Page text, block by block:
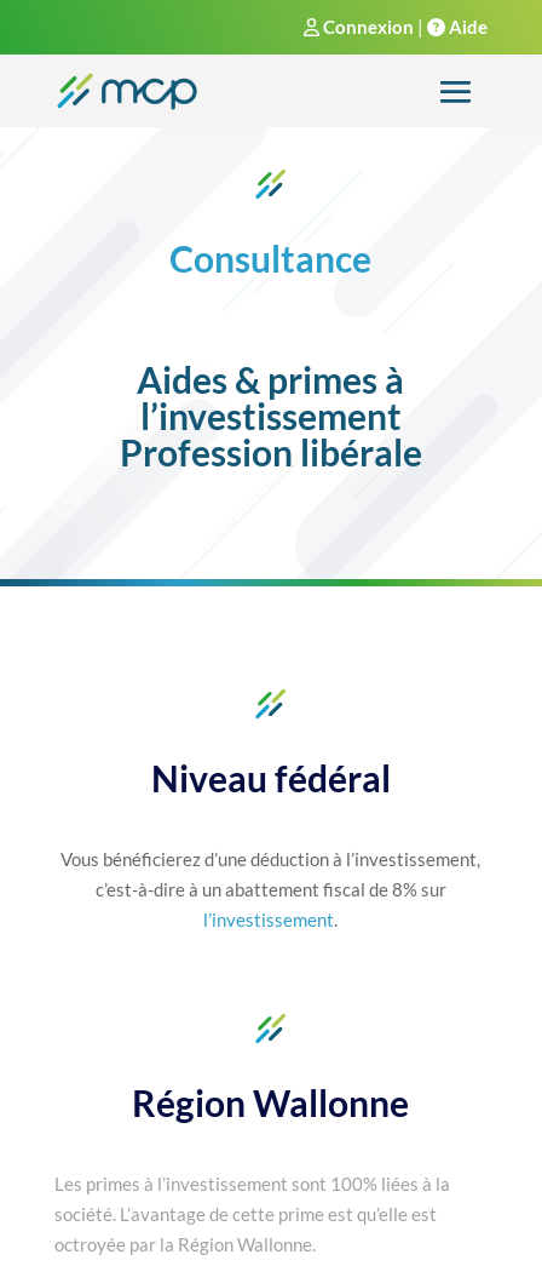
Connexion | Aide
Consultance
Aides & primes à
l’investissement
Profession libérale
Niveau fédéral
Vous bénéficierez d’une déduction à l’investissement,
c’est-à-dire à un abattement fiscal de 8% sur
l’investissement.
Région Wallonne
Les primes à l’investissement sont 100% liées à la
société. L’avantage de cette prime est qu’elle est
octroyée par la Région Wallonne.